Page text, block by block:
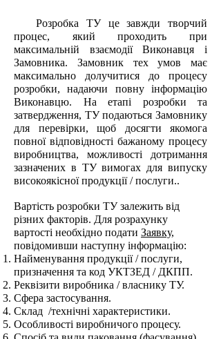
Розробка ТУ це завжди творчий
процес, який проходить при
максимальній взаємодії Виконавця і
Замовника. Замовник тех умов має
максимально долучитися до процесу
розробки, надаючи повну інформацію
Виконавцю. На етапі розробки та
затвердження, ТУ подаються Замовнику
для перевірки, щоб досягти якомога
повної відповідності бажаному процесу
виробництва, можливості дотримання
зазначених в ТУ вимогах для випуску
високоякісної продукції / послуги..
Вартість розробки ТУ залежить від
різних факторів. Для розрахунку
вартості необхідно подати Заявку,
повідомивши наступну інформацію:
Найменування продукції / послуги,
призначення та код УКТЗЕД / ДКПП.
Реквізити виробника / власнику ТУ.
Сфера застосування.
Склад /технічні характеристики.
Особливості виробничого процесу.